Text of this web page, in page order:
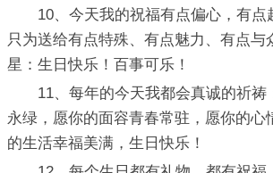
10、今天我的祝福有点偏心，有点
只为送给有点特殊、有点魅力、有点与
星：生日快乐！百事可乐！
11、每年的今天我都会真诚的祈祷
永绿，愿你的面容青春常驻，愿你的心
的生活幸福美满，生日快乐！